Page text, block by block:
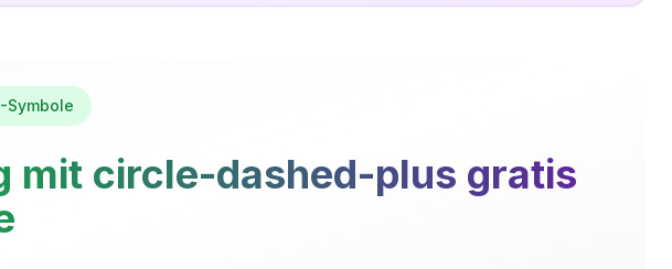
Symbole
mit circle-dashed-plus gratis